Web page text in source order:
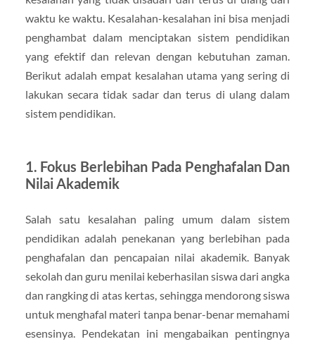
waktu ke waktu. Kesalahan-kesalahan ini bisa menjadi
penghambat dalam menciptakan sistem pendidikan
yang efektif dan relevan dengan kebutuhan zaman.
Berikut adalah empat kesalahan utama yang sering di
lakukan secara tidak sadar dan terus di ulang dalam
sistem pendidikan.
1. Fokus Berlebihan Pada Penghafalan Dan
Nilai Akademik
Salah satu kesalahan paling umum dalam sistem
pendidikan adalah penekanan yang berlebihan pada
penghafalan dan pencapaian nilai akademik. Banyak
sekolah dan guru menilai keberhasilan siswa dari angka
dan rangking di atas kertas, sehingga mendorong siswa
untuk menghafal materi tanpa benar-benar memahami
esensinya. Pendekatan ini mengabaikan pentingnya